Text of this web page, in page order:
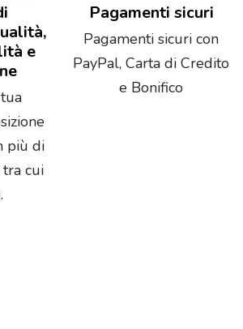
e
più di
cui
Pagamenti sicuri
Pagamenti sicuri con
PayPal, Carta di Credito
e Bonifico